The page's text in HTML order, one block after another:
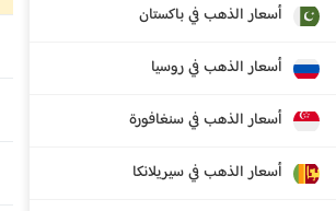
أسعار الذهب في باكستان
أسعار الذهب في روسيا
أسعار الذهب في سنغافورة
أسعار الذهب في سيريلانكا